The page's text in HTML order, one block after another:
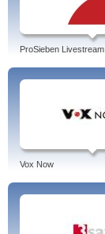
ProSieben Livestream
Vox Now